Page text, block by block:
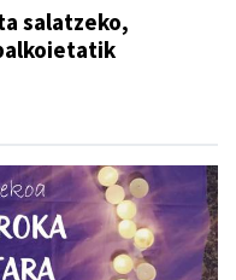
salatzeko,